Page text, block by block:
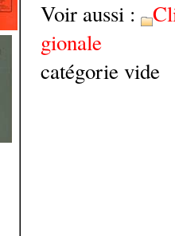
Voir aussi :
gionale
catégorie vide